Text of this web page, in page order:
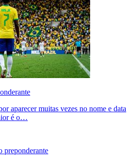
aparecer muitas vezes no nome e data
é o…
preponderante